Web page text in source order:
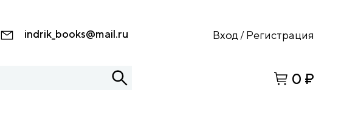
indrik_books@mail.ru Вход / Регистрация
0 ₽